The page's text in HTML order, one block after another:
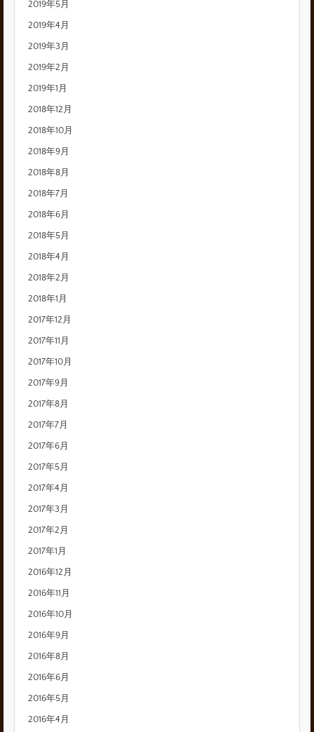
2019年5月
2019年4月
2019年3月
2019年2月
2019年1月
2018年12月
2018年10月
2018年9月
2018年8月
2018年7月
2018年6月
2018年5月
2018年4月
2018年2月
2018年1月
2017年12月
2017年11月
2017年10月
2017年9月
2017年8月
2017年7月
2017年6月
2017年5月
2017年4月
2017年3月
2017年2月
2017年1月
2016年12月
2016年11月
2016年10月
2016年9月
2016年8月
2016年6月
2016年5月
2016年4月